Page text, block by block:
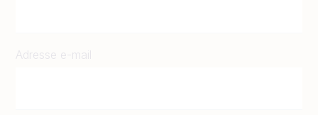
Adresse e-mail